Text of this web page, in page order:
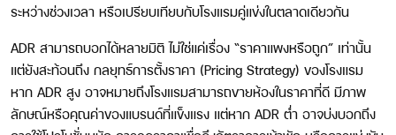
ระหว่างช่วงเวลา หรือเปรียบเทียบกับโรงแรมคู่แข่งในตลาดเดียวกัน
ADR สามารถบอกได้หลายมิติ ไม่ใช่แค่เรื่อง “ราคาแพงหรือถูก” เท่านั้น
แต่ยังสะท้อนถึง กลยุทธ์การตั้งราคา (Pricing Strategy) ของโรงแรม
หาก ADR สูง อาจหมายถึงโรงแรมสามารถขายห้องในราคาที่ดี มีภาพ
ลักษณ์หรือคุณค่าของแบรนด์ที่แข็งแรง แต่หาก ADR ต่ำ อาจบ่งบอกถึง